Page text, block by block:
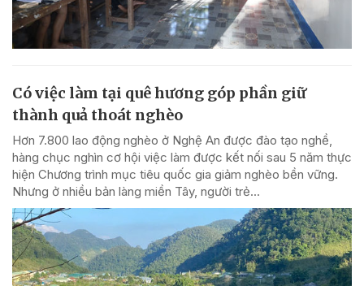
Có việc làm tại quê hương góp phần giữ
thành quả thoát nghèo
Hơn 7.800 lao động nghèo ở Nghệ An được đào tạo nghề,
hàng chục nghìn cơ hội việc làm được kết nối sau 5 năm thực
hiện Chương trình mục tiêu quốc gia giảm nghèo bền vững.
Nhưng ở nhiều bản làng miền Tây, người trẻ...